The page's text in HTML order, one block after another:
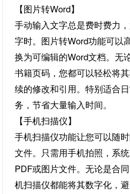
【图片转Word】
手动输入文字总是费时费力
字时。图片转Word功能可以
换为可编辑的Word文档。无
书籍页码，您都可以轻松将
续的修改和引用。特别适合
务，节省大量输入时间。
【手机扫描仪】
手机扫描仪功能让您可以随
文件。只需用手机拍照，系
PDF或图片文件。无论是合
机扫描仪都能将其数字化，